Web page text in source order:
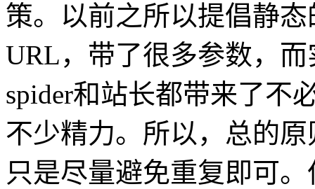
策。以前之所以提倡静
URL，带了很多参数，
spider和站长都带来了不
不少精力。所以，总的
只是尽量避免重复即可